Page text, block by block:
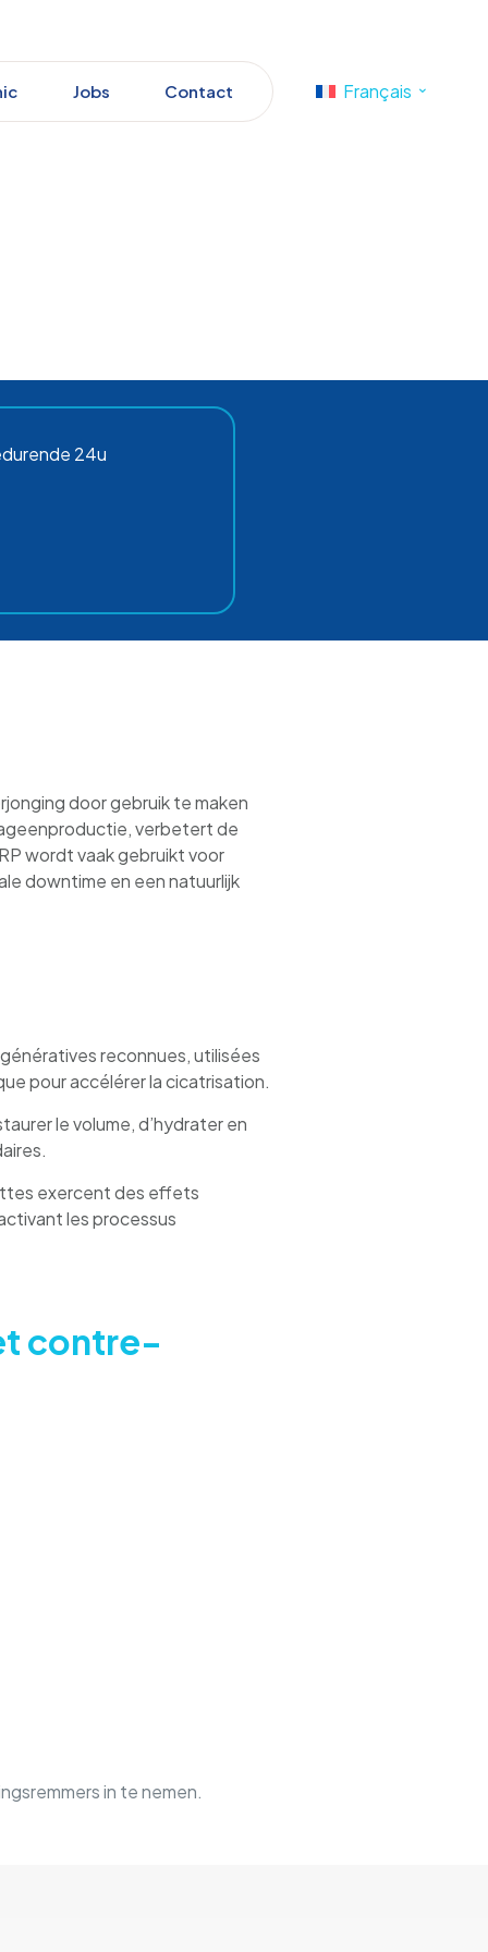
Jobs Contact Français
24u
door gebruik te maken
verbetert de
wordt vaak gebruikt voor
downtime en een natuurlijk
reconnues, utilisées
pour accélérer la cicatrisation.
le volume, d’hydrater en
exercent des effets
les processus
contre-
in te nemen.